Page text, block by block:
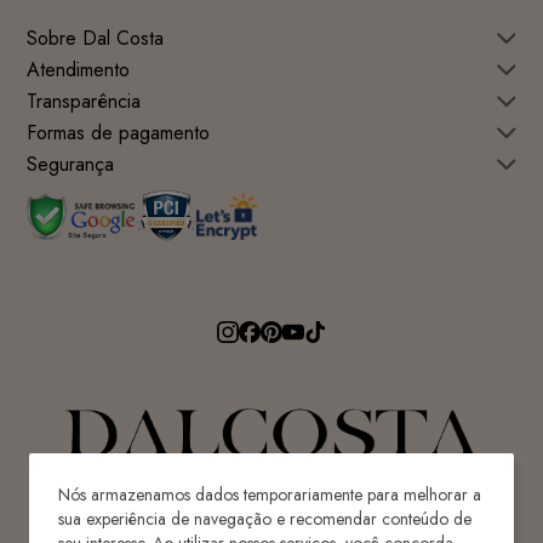
Nós armazenamos dados temporariamente para melhorar a
sua experiência de navegação e recomendar conteúdo de
Sobre Dal Costa
Atendimento
Transparência
Formas de pagamento
Segurança